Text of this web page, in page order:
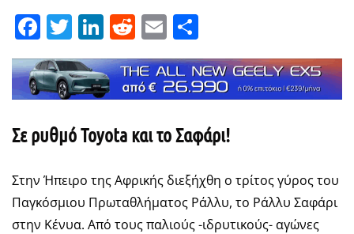
Facebook
Twitter
LinkedIn
Reddit
Email
Σε ρυθμό Toyota και το Σαφάρι!
Στην Ήπειρο της Αφρικής διεξήχθη ο τρίτος γύρος του
Παγκόσμιου Πρωταθλήματος Ράλλυ, το Ράλλυ Σαφάρι
στην Κένυα. Από τους παλιούς -ιδρυτικούς- αγώνες